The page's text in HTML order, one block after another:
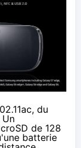
du
Un
de 128
batterie